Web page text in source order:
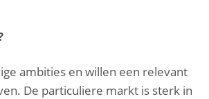
ambities en willen een relevant
De particuliere markt is sterk in